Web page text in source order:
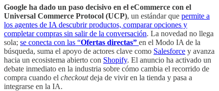
Google ha dado un paso decisivo en el eCommerce con el
Universal Commerce Protocol (UCP), un estándar que permite a
los agentes de IA descubrir productos, comparar opciones y
completar compras sin salir de la conversación. La novedad no llega
sola; se conecta con las “Ofertas directas” en el Modo IA de la
búsqueda, suma el apoyo de actores clave como Salesforce y avanza
hacia un ecosistema abierto con Shopify. El anuncio ha activado un
debate inmediato en la industria sobre cómo cambia el recorrido de
compra cuando el checkoutdeja de vivir en la tienda y pasa a
integrarse en la IA.